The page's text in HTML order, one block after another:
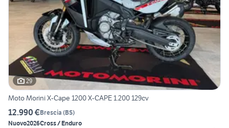
29
Moto Morini X-Cape 1200 X-CAPE 1.200 129cv
12.990 €Brescia (BS)
Nuovo2026Cross / Enduro